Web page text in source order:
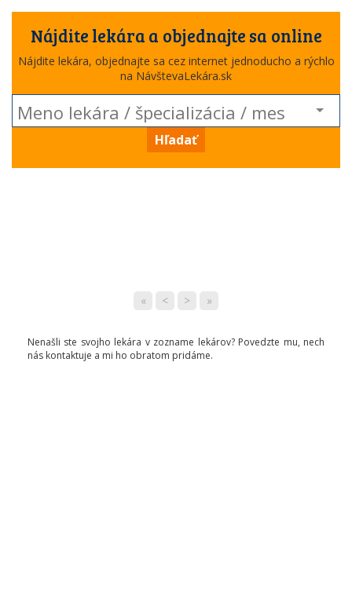
Nájdite lekára a objednajte sa online
Nájdite lekára, objednajte sa cez internet jednoducho a rýchlo
na NávštevaLekára.sk
Hľadať
« < > »
Nenašli ste svojho lekára v zozname lekárov? Povedzte mu, nech
nás kontaktuje a mi ho obratom pridáme.